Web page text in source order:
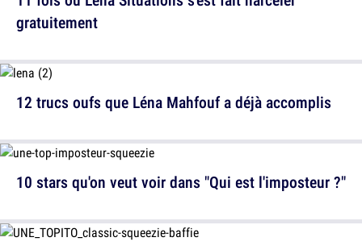
12 trucs oufs que Léna Mahfouf a déjà accomplis
gratuitement
10 stars qu'on veut voir dans "Qui est l'imposteur ?"